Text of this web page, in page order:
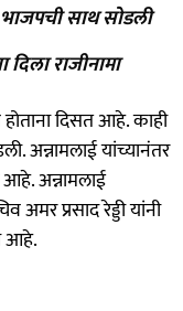
साथ सोडली
राजीनामा
दिसत आहे. काही
अन्नामलाई यांच्यानंतर
अन्नामलाई
प्रसाद रेड्डी यांनी
आहे.